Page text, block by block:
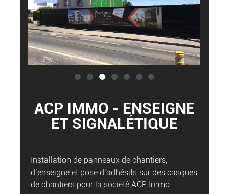
ACP IMMO - ENSEIGNE
ET SIGNALÉTIQUE
Installation de panneaux de chantiers,
d’enseigne et pose d’adhésifs sur des casques
de chantiers pour la société ACP Immo.